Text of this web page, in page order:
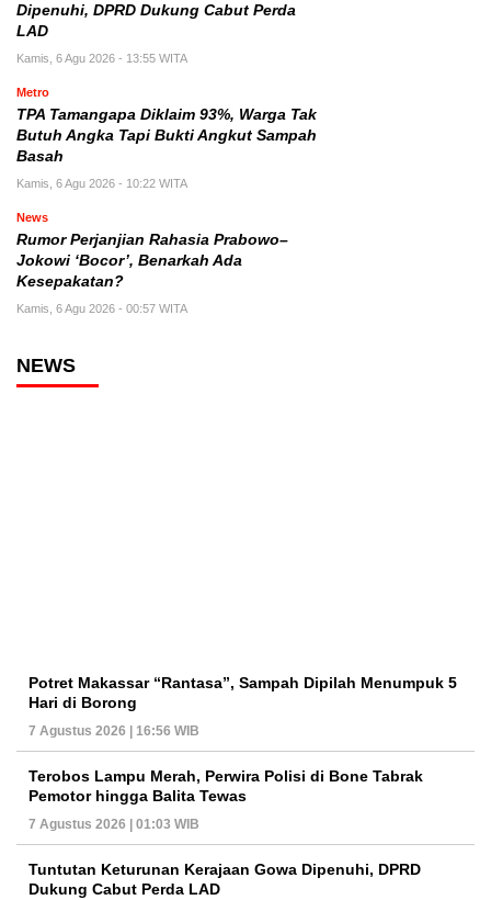
Dipenuhi, DPRD Dukung Cabut Perda
LAD
Kamis, 6 Agu 2026 - 13:55 WITA
Metro
TPA Tamangapa Diklaim 93%, Warga Tak
Butuh Angka Tapi Bukti Angkut Sampah
Basah
Kamis, 6 Agu 2026 - 10:22 WITA
News
Rumor Perjanjian Rahasia Prabowo–
Jokowi ‘Bocor’, Benarkah Ada
Kesepakatan?
Kamis, 6 Agu 2026 - 00:57 WITA
NEWS
Potret Makassar “Rantasa”, Sampah Dipilah Menumpuk 5
Hari di Borong
7 Agustus 2026 | 16:56 WIB
Terobos Lampu Merah, Perwira Polisi di Bone Tabrak
Pemotor hingga Balita Tewas
7 Agustus 2026 | 01:03 WIB
Tuntutan Keturunan Kerajaan Gowa Dipenuhi, DPRD
Dukung Cabut Perda LAD